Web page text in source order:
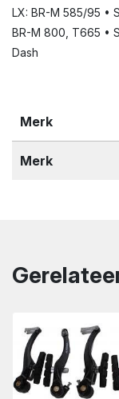
LX: BR-M 585/95 •
BR-M 800, T665 •
Dash
Merk
Merk